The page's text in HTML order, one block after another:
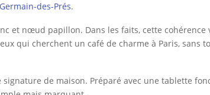
des-Prés.
et nœud papillon. Dans les faits, cette cohérence
qui cherchent un café de charme à Paris, sans
de maison. Préparé avec une tablette